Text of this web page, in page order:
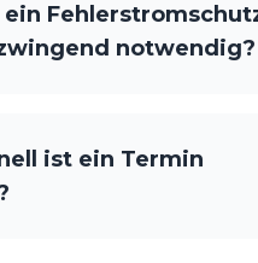
zwingend notwendig?
ist ein Termin